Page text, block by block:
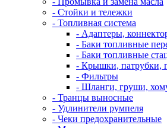
- Стойки и тележки
- Топливная система
- Адаптеры,
- Баки топливные
- Баки топливные
- Крышки, патрубки,
- Фильтры
- Шланги, груши,
- Транцы выносные
- Удлинители румпеля
- Чеки предохранительные